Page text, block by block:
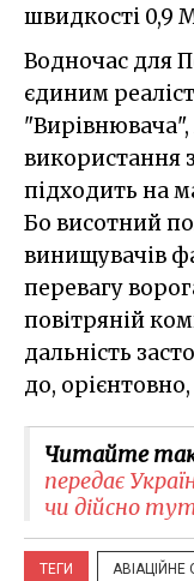
швидкості 0,9
Водночас для
єдиним
"Вирівнювача",
використання
підходить на
Бо висотний
винищувачів
перевагу
повітряній
дальність
до,
Читайте
передає
чи дійсно
ТЕГИ